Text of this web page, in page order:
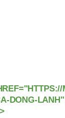
DONG-